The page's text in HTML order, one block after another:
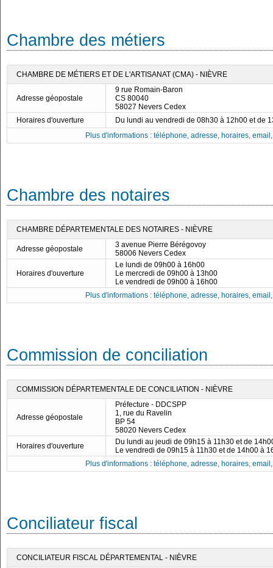
Chambre des métiers
CHAMBRE DE MÉTIERS ET DE L'ARTISANAT (CMA) - NIÈVRE
Adresse géopostale
9 rue Romain-Baron
CS 80040
58027 Nevers Cedex
Horaires d'ouverture
Du lundi au vendredi de 08h30 à 12h00 et de
Plus d'informations : téléphone, adresse, horaires,
Chambre des notaires
CHAMBRE DÉPARTEMENTALE DES NOTAIRES - NIÈVRE
Adresse géopostale
3 avenue Pierre Bérégovoy
58006 Nevers Cedex
Horaires d'ouverture
Le lundi de 09h00 à 16h00
Le mercredi de 09h00 à 13h00
Le vendredi de 09h00 à 16h00
Plus d'informations : téléphone, adresse, horaires,
Commission de conciliation
COMMISSION DÉPARTEMENTALE DE CONCILIATION - NIÈVRE
Adresse géopostale
Préfecture - DDCSPP
1, rue du Ravelin
BP 54
58020 Nevers Cedex
Horaires d'ouverture
Du lundi au jeudi de 09h15 à 11h30 et de
Le vendredi de 09h15 à 11h30 et de 14h00 à
Plus d'informations : téléphone, adresse, horaires,
Conciliateur fiscal
CONCILIATEUR FISCAL DÉPARTEMENTAL - NIÈVRE